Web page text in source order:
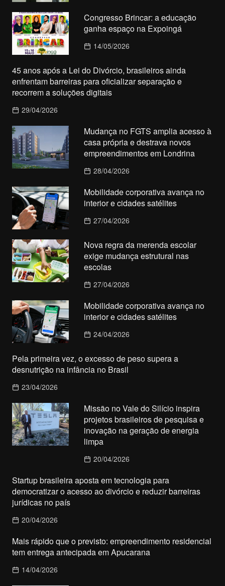
Congresso Brincar: a educação
ganha espaço na Expoingá
14/05/2026
45 anos após a Lei do Divórcio, brasileiros ainda
enfrentam barreiras para oficializar separação e
recorrem a soluções digitais
29/04/2026
Mudança no FGTS amplia acesso à
casa própria e destrava novos
empreendimentos em Londrina
28/04/2026
Mobilidade corporativa avança no
interior e cidades satélites
27/04/2026
Nova regra da merenda escolar
exige mudança estrutural nas
escolas
27/04/2026
Mobilidade corporativa avança no
interior e cidades satélites
24/04/2026
Pela primeira vez, o excesso de peso supera a
desnutrição na infância no Brasil
23/04/2026
Missão no Vale do Silício inspira
projetos brasileiros de pesquisa e
inovação na geração de energia
limpa
20/04/2026
Startup brasileira aposta em tecnologia para
democratizar o acesso ao divórcio e reduzir barreiras
jurídicas no país
20/04/2026
Mais rápido que o previsto: empreendimento residencial
tem entrega antecipada em Apucarana
14/04/2026